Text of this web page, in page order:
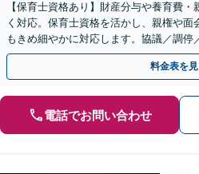
【保育士資格あり】財産分与や養育費
く対応。保育士資格を活かし、親権や面
もきめ細やかに対応します。協議／調停
任せください【赤坂見附3分】【お子さ
料金表を
電話でお問い合わせ